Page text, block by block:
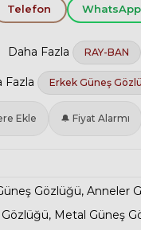
Telefon WhatsApp
Daha Fazla RAY-BAN
Fazla Erkek Güneş
Ekle 🔔 Fiyat Alarmı
Gözlüğü, Anneler
, Metal Güneş